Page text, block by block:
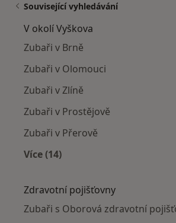
Související vyhledávání
V okolí Vyškova
Zubaři v Brně
Zubaři v Olomouci
Zubaři v Zlíně
Zubaři v Prostějově
Zubaři v Přerově
Více (14)
Zdravotní pojišťovny
Zubaři s Oborová zdravotní